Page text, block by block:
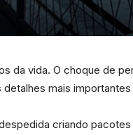
da vida. O choque de
mais
criando